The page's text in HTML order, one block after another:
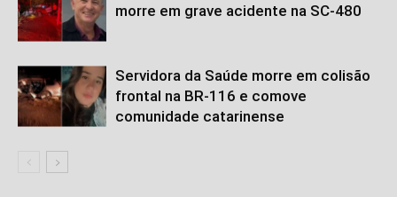
morre em grave acidente na SC-480
Servidora da Saúde morre em colisão
frontal na BR-116 e comove
comunidade catarinense